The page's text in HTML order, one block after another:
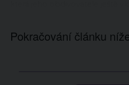
Pokračování článku